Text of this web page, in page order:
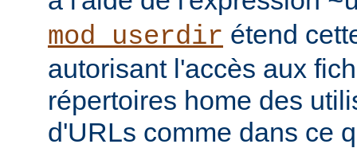
mod_userdir étend
autorisant l'accès aux
répertoires home des
d'URLs comme dans ce